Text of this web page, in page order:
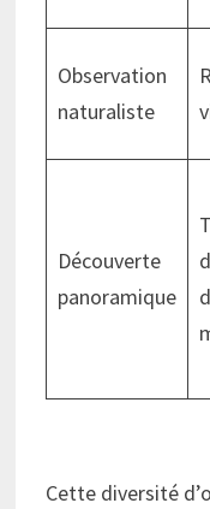
Observation
naturaliste
Découverte
panoramique
Cette diversité